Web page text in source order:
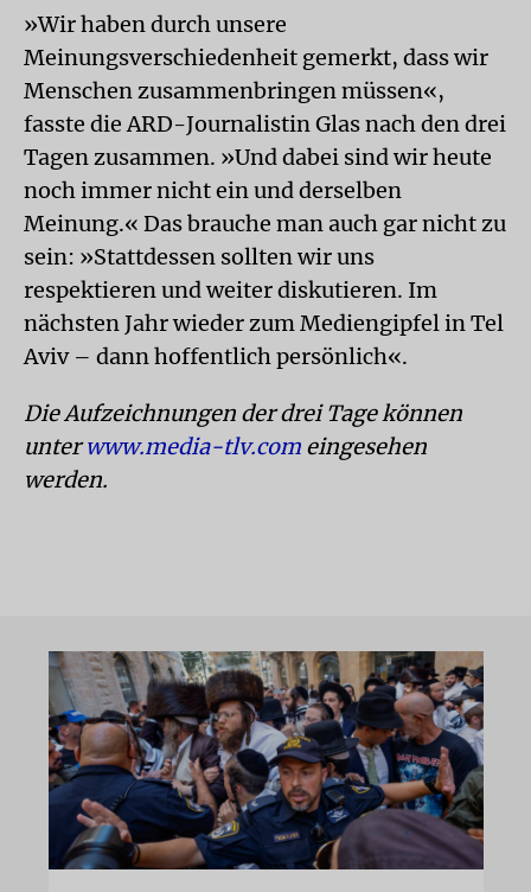
»Wir haben durch unsere
Meinungsverschiedenheit gemerkt, dass wir
Menschen zusammenbringen müssen«,
fasste die ARD-Journalistin Glas nach den drei
Tagen zusammen. »Und dabei sind wir heute
noch immer nicht ein und derselben
Meinung.« Das brauche man auch gar nicht zu
sein: »Stattdessen sollten wir uns
respektieren und weiter diskutieren. Im
nächsten Jahr wieder zum Mediengipfel in Tel
Aviv – dann hoffentlich persönlich«.
Die Aufzeichnungen der drei Tage können
unterwww.media-tlv.com eingesehen
werden.